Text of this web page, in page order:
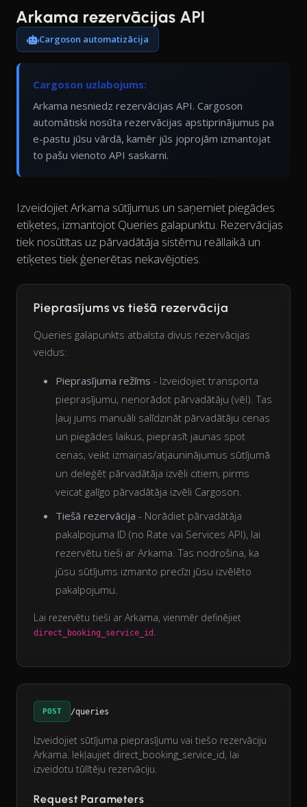
Arkama rezervācijas API
Cargoson automatizācija
Cargoson uzlabojums:
Arkama nesniedz rezervācijas API. Cargoson
automātiski nosūta rezervācijas apstiprinājumus pa
e-pastu jūsu vārdā, kamēr jūs joprojām izmantojat
to pašu vienoto API saskarni.
Izveidojiet Arkama sūtījumus un saņemiet piegādes
etiķetes, izmantojot Queries galapunktu. Rezervācijas
tiek nosūtītas uz pārvadātāja sistēmu reāllaikā un
etiķetes tiek ģenerētas nekavējoties.
Pieprasījums vs tiešā rezervācija
Queries galapunkts atbalsta divus rezervācijas
veidus:
Pieprasījuma režīms - Izveidojiet transporta
pieprasījumu, nenorādot pārvadātāju (vēl). Tas
ļauj jums manuāli salīdzināt pārvadātāju cenas
un piegādes laikus, pieprasīt jaunas spot
cenas, veikt izmaiņas/atjauninājumus sūtījumā
un deleģēt pārvadātāja izvēli citiem, pirms
veicat galīgo pārvadātāja izvēli Cargoson.
Tiešā rezervācija - Norādiet pārvadātāja
pakalpojuma ID (no Rate vai Services API), lai
rezervētu tieši ar Arkama. Tas nodrošina, ka
jūsu sūtījums izmanto precīzi jūsu izvēlēto
pakalpojumu.
Lai rezervētu tieši ar Arkama, vienmēr definējiet
direct_booking_service_id .
POST /queries
Izveidojiet sūtījuma pieprasījumu vai tiešo rezervāciju
Arkama. Iekļaujiet direct_booking_service_id, lai
izveidotu tūlītēju rezervāciju.
Request Parameters